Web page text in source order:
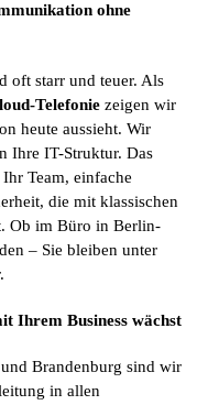
ohne
oft starr und teuer. Als
Telefonie zeigen wir
heute aussieht. Wir
Ihre IT-Struktur. Das
Team, einfache
die mit klassischen
Ob im Büro in Berlin-
– Sie bleiben unter
Ihrem Business wächst
Brandenburg sind wir
in allen